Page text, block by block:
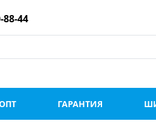
и в
88-44
ГАРАНТИЯ